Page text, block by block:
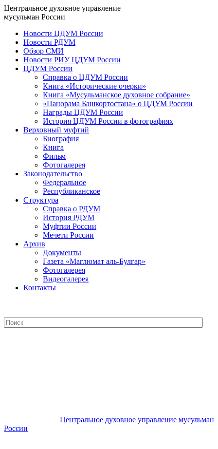
Центральное духовное управление
мусульман России
Новости ЦДУМ России
Новости РДУМ
Обзор СМИ
Новости РИУ ЦДУМ России
ЦДУМ России
Справка о ЦДУМ России
Книга «Исторические очерки»
Книга «Мусульманское духовное собрание»
«Панорама Башкортостана» о ЦДУМ России
Награды ЦДУМ России
История ЦДУМ России в фотографиях
Верховный муфтий
Биография
Книга
Фильм
Фотогалерея
Законодательство
Федеральное
Республиканское
Структура
Справка о РДУМ
История РДУМ
Муфтии России
Мечети России
Архив
Документы
Газета «Маглюмат аль-Булгар»
Фотогалерея
Видеогалерея
Контакты
Центральное духовное управление мусульман
России